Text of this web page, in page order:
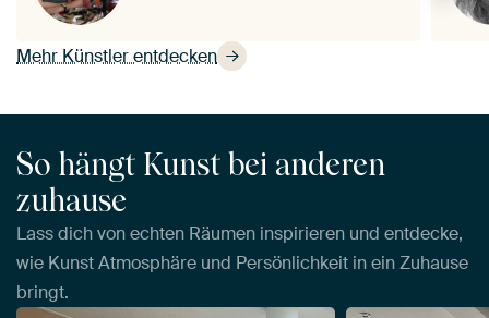
Mehr Künstler entdecken
So hängt Kunst bei anderen
zuhause
Lass dich von echten Räumen inspirieren und entdecke,
wie Kunst Atmosphäre und Persönlichkeit in ein Zuhause
bringt.